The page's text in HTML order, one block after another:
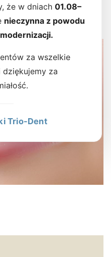
zakres rozjaśnienia.
wyjściowego odcienia
że w dniach 01.08–
nieczynna z powodu
za wszelkie
za
Trio-Dent